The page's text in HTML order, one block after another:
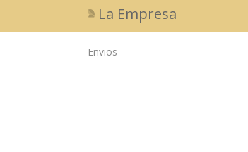
La Empresa
Envios